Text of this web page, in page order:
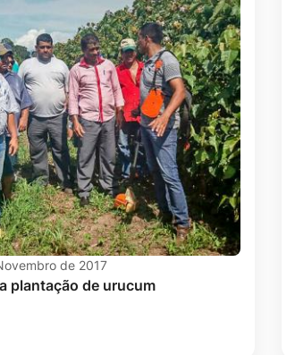
de 2017
plantação de urucum